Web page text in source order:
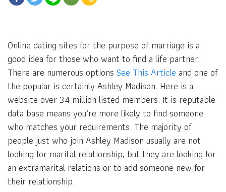
Online dating sites for the purpose of marriage is a
good idea for those who want to find a life partner.
There are numerous options See This Article and one of
the popular is certainly Ashley Madison. Here is a
website over 34 million listed members. It is reputable
data base means you’re more likely to find someone
who matches your requirements. The majority of
people just who join Ashley Madison usually are not
looking for marital relationship, but they are looking for
an extramarital relations or to add someone new for
their relationship.